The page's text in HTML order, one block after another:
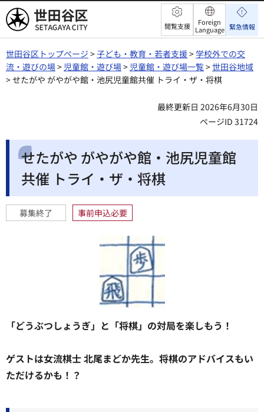
世田谷区 閲覧支援
Foreign
Language 緊急情報
世田谷区トップページ >子ども・教育・若者支援>学校外での交
流・遊びの場> 児童館・遊び場> 児童館・遊び場一覧>世田谷地域
> せたがや がやがや館・池尻児童館共催 トライ・ザ・将棋
最終更新日 2026年6月30日
ページID 31724
せたがや がやがや館・池尻児童館
共催 トライ・ザ・将棋
募集終了 事前申込必要
「どうぶつしょうぎ」と「将棋」の対局を楽しもう！
ゲストは女流棋士 北尾まどか先生。将棋のアドバイスもい
ただけるかも！？